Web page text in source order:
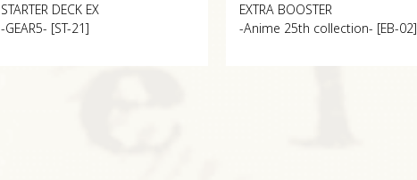
STARTER DECK EX
-GEAR5- [ST-21]
EXTRA BOOSTER
-Anime 25th collection- [EB-02]